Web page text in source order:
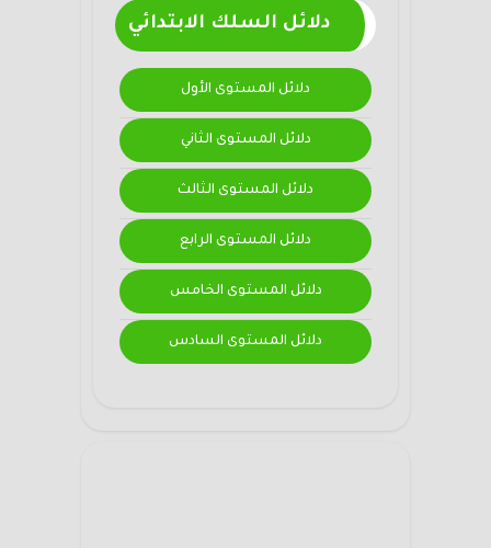
دلائل السلك الابتدائي
دلائل المستوى الأول
دلائل المستوى الثاني
دلائل المستوى الثالث
دلائل المستوى الرابع
دلائل المستوى الخامس
دلائل المستوى السادس